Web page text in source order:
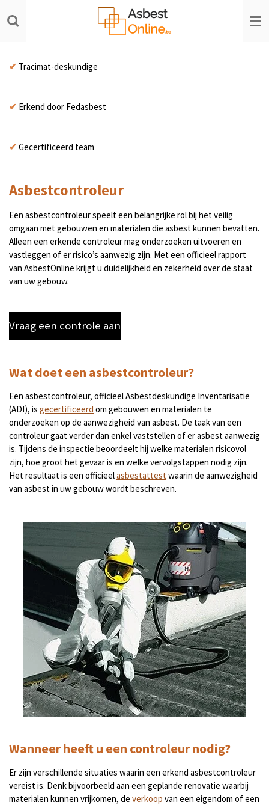
direct
hoofdinhoud
✔ Tracimat-deskundige
✔ Erkend door Fedasbest
✔ Gecertificeerd team
Asbestcontroleur
Een asbestcontroleur speelt een belangrijke rol bij het veilig
omgaan met gebouwen en materialen die asbest kunnen bevatten.
Alleen een erkende controleur mag onderzoeken uitvoeren en
vastleggen of er risico’s aanwezig zijn. Met een officieel rapport
van AsbestOnline krijgt u duidelijkheid en zekerheid over de staat
van uw gebouw.
Vraag een controle aan
Wat doet een asbestcontroleur?
Een asbestcontroleur, officieel Asbestdeskundige Inventarisatie
(ADI), is gecertificeerd om gebouwen en materialen te
onderzoeken op de aanwezigheid van asbest. De taak van een
controleur gaat verder dan enkel vaststellen of er asbest aanwezig
is. Tijdens de inspectie beoordeelt hij welke materialen risicovol
zijn, hoe groot het gevaar is en welke vervolgstappen nodig zijn.
Het resultaat is een officieelasbestattest waarin de aanwezigheid
van asbest in uw gebouw wordt beschreven.
Wanneer heeft u een controleur nodig?
Er zijn verschillende situaties waarin een erkend asbestcontroleur
vereist is. Denk bijvoorbeeld aan een geplande renovatie waarbij
materialen kunnen vrijkomen, de verkoop van een eigendom of een